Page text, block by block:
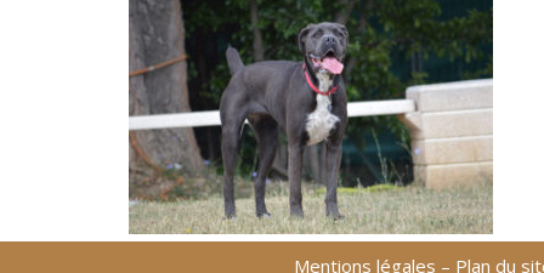
Mentions légales – Plan du